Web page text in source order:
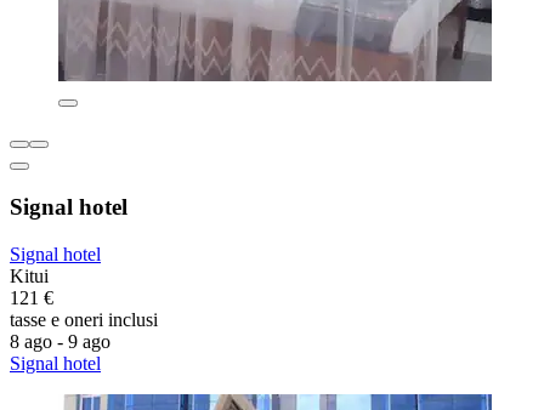
Signal hotel
Signal hotel
Kitui
121 €
tasse e oneri inclusi
8 ago - 9 ago
Signal hotel